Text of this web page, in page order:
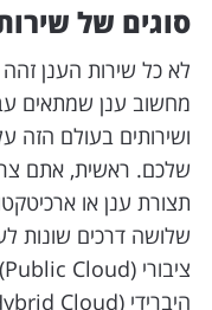
סוגים של
לא כל שירות הענן
מחשוב ענן שמתאים
ושירותים בעולם הזה
שלכם. ראשית, אתם
תצורת ענן או
שלושה דרכים שונות
היברידי (Hybrid Cloud).